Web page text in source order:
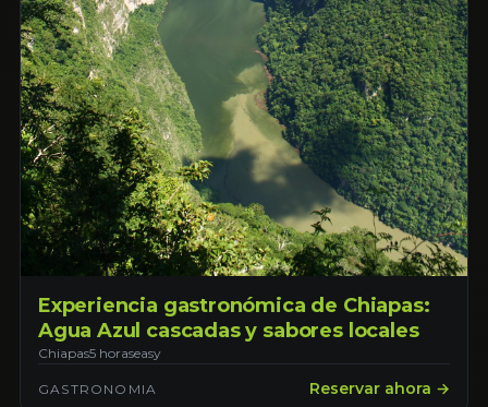
Experiencia gastronómica de Chiapas:
Agua Azul cascadas y sabores locales
Chiapas5 horaseasy
GASTRONOMIA Reservar ahora →